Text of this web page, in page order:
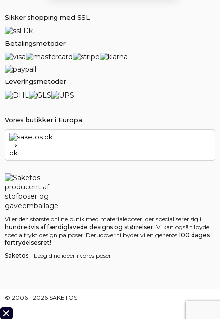
Vi er den største online butik med materialeposer, der specialiserer sig i
hundredvis af færdiglavede designs og størrelser. Vi kan også tilbyde
specialtrykt design på poser. Derudover tilbyder vi en generøs 100 dages
fortrydelsesret!
Saketos - Læg dine idéer i vores poser
Vores butikker i Europa
saketos.dk
Sikker shopping med SSL
Betalingsmetoder
Leveringsmetoder
© 2006 - 2026 SAKETOS